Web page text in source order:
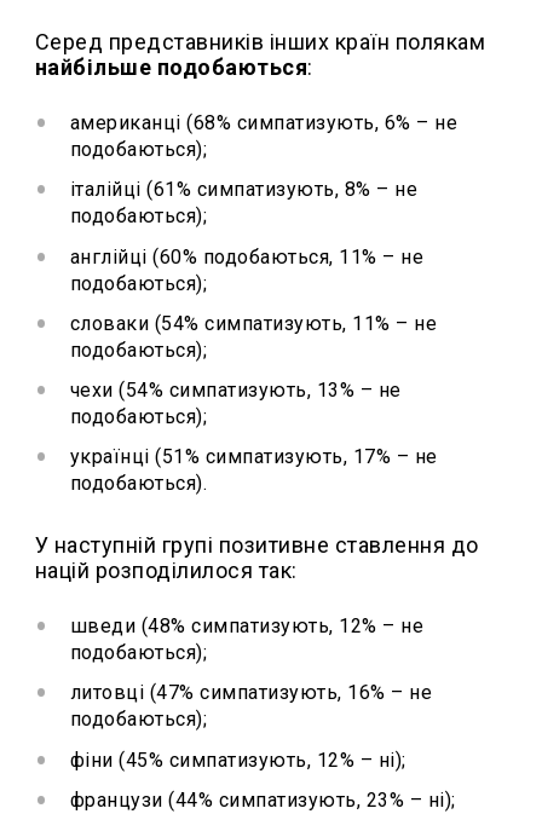
Серед представників інших країн полякам
найбільше подобаються:
американці (68% симпатизують, 6% – не
подобаються);
італійці (61% симпатизують, 8% – не
подобаються);
англійці (60% подобаються, 11% – не
подобаються);
словаки (54% симпатизують, 11% – не
подобаються);
чехи (54% симпатизують, 13% – не
подобаються);
українці (51% симпатизують, 17% – не
подобаються).
У наступній групі позитивне ставлення до
націй розподілилося так:
шведи (48% симпатизують, 12% – не
подобаються);
литовці (47% симпатизують, 16% – не
подобаються);
фіни (45% симпатизують, 12% – ні);
французи (44% симпатизують, 23% – ні);